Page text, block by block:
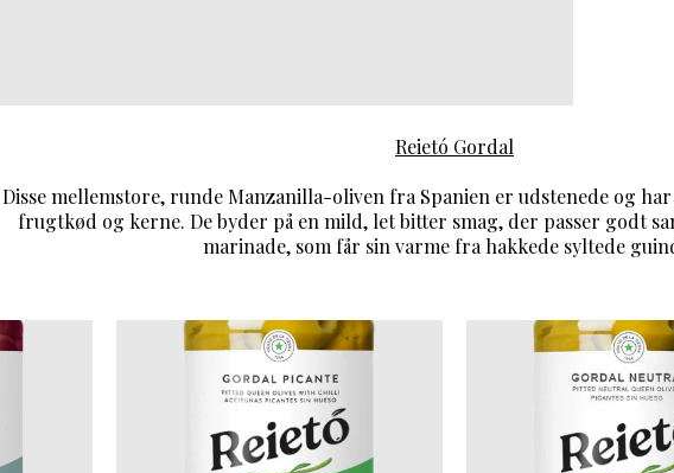
Reietó Gordal
Disse mellemstore, runde Manzanilla-oliven fra Spanien er udstenede og
frugtkød og kerne. De byder på en mild, let bitter smag, der passer godt
marinade, som får sin varme fra hakkede syltede